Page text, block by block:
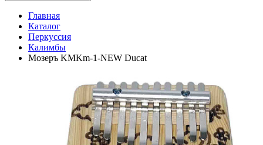
Главная
Каталог
Перкуссия
Калимбы
Мозеръ KMKm-1-NEW Ducat